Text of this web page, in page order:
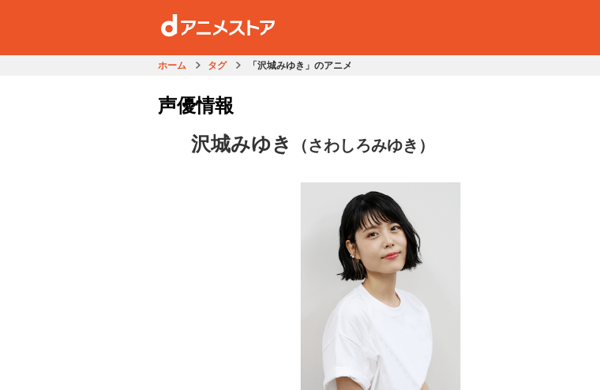
ホーム タグ 「沢城みゆき」のアニメ
声優情報
沢城みゆき （さわしろみゆき）